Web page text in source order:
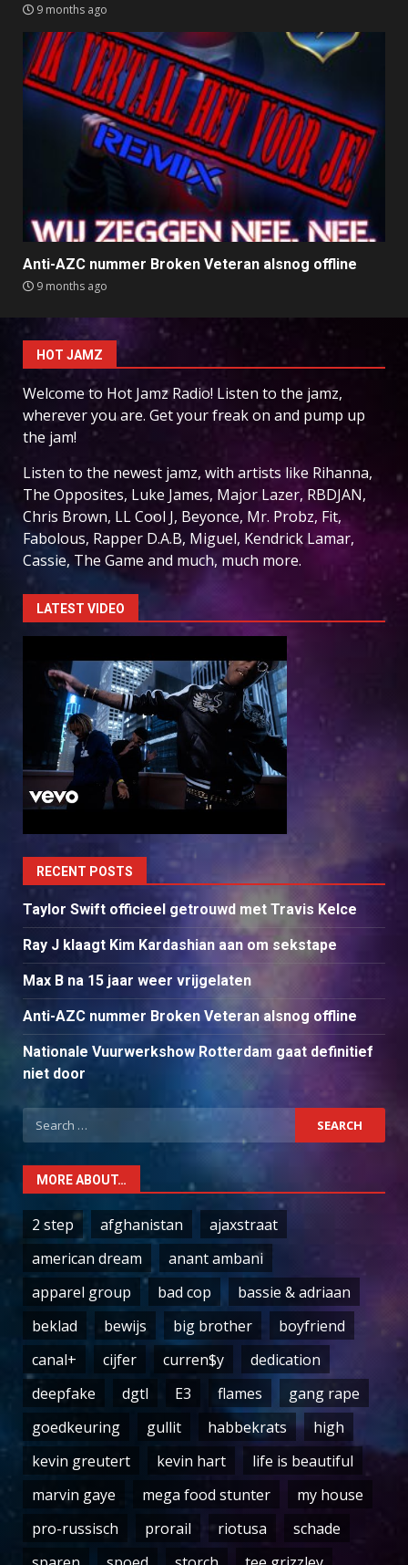
9 months ago
Anti-AZC nummer Broken Veteran alsnog offline
9 months ago
HOT JAMZ
Welcome to Hot Jamz Radio! Listen to the jamz,
wherever you are. Get your freak on and pump up
the jam!
Listen to the newest jamz, with artists like Rihanna,
The Opposites, Luke James, Major Lazer, RBDJAN,
Chris Brown, LL Cool J, Beyonce, Mr. Probz, Fit,
Fabolous, Rapper D.A.B, Miguel, Kendrick Lamar,
Cassie, The Game and much, much more.
LATEST VIDEO
RECENT POSTS
Taylor Swift officieel getrouwd met Travis Kelce
Ray J klaagt Kim Kardashian aan om sekstape
Max B na 15 jaar weer vrijgelaten
Anti-AZC nummer Broken Veteran alsnog offline
Nationale Vuurwerkshow Rotterdam gaat definitief
niet door
Search
for:
MORE ABOUT…
2 step afghanistan
ajaxstraat
american dream
anant ambani
apparel group
bad cop
bassie & adriaan
beklad
bewijs big brother
boyfriend
canal+
cijfer curren$y
dedication
deepfake
dgtl E3 flames
gang rape
goedkeuring
gullit habbekrats
high
kevin greutert
kevin hart
life is beautiful
marvin gaye
mega food stunter
my house
pro-russisch
prorail riotusa
schade